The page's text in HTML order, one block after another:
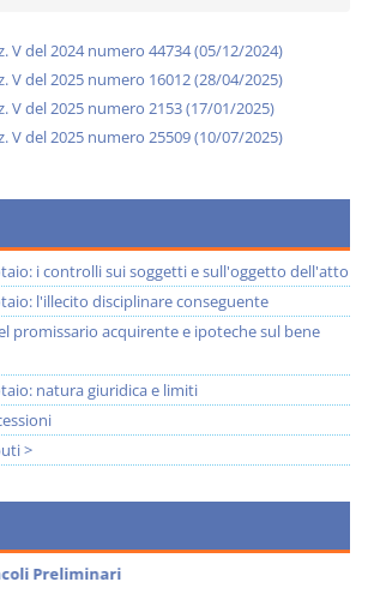
V del 2024 numero 44734 (05/12/2024)
V del 2025 numero 16012 (28/04/2025)
V del 2025 numero 2153 (17/01/2025)
V del 2025 numero 25509 (10/07/2025)
i controlli sui soggetti e sull'oggetto dell'atto
l'illecito disciplinare conseguente
promissario acquirente e ipoteche sul bene
natura giuridica e limiti
>
Preliminari